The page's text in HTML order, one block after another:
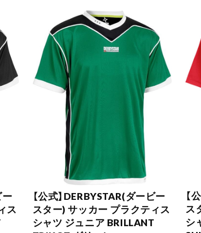
ー
ス
【公式】DERBYSTAR(ダービー
スター) サッカー プラクティス
シャツ ジュニア BRILLANT
【
ス
シ